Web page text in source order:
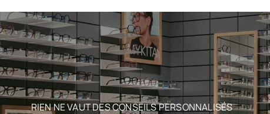
RIEN NE VAUT DES CONSEILS PERSONNALISÉS